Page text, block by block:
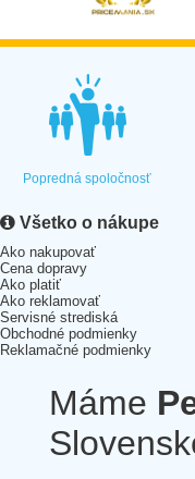
Popredná spoločnosť
Všetko o nákupe
Ako nakupovať
Cena dopravy
Ako platiť
Ako reklamovať
Servisné strediská
Obchodné podmienky
Reklamačné podmienky
Máme